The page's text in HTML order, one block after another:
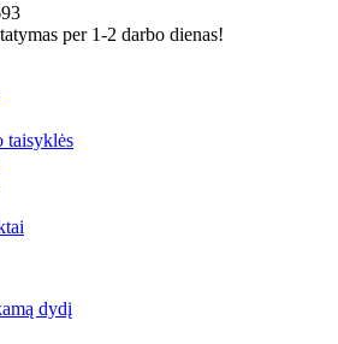
per 1-2 darbo dienas!
taisyklės
dydį